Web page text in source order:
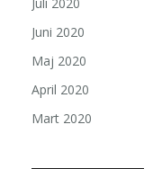
Juni 2020
Maj 2020
April 2020
Mart 2020